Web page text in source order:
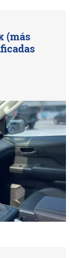
(más